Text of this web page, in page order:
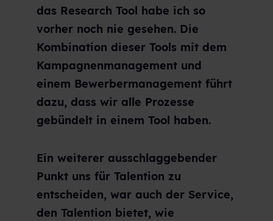
das Research Tool habe ich so
vorher noch nie gesehen. Die
Kombination dieser Tools mit dem
Kampagnenmanagement und
einem Bewerbermanagement führt
dazu, dass wir alle Prozesse
gebündelt in einem Tool haben.
Ein weiterer ausschlaggebender
Punkt uns für Talention zu
entscheiden, war auch der Service,
den Talention bietet, wie